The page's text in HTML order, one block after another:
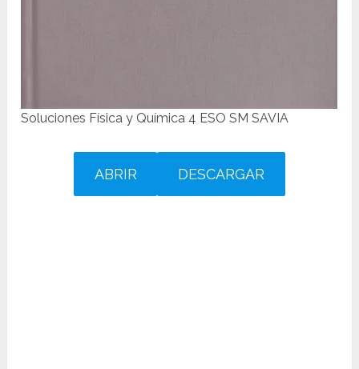
Soluciones Física y Química 4 ESO SM SAVIA
ABRIR DESCARGAR